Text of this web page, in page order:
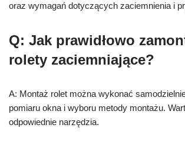
oraz wymagań dotyczących zaciemnienia i
Q: Jak prawidłowo
rolety zaciemniające?
A: Montaż rolet można wykonać
pomiaru okna i wyboru metody montażu.
odpowiednie narzędzia.